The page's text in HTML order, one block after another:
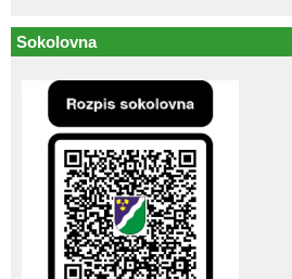
Sokolovna